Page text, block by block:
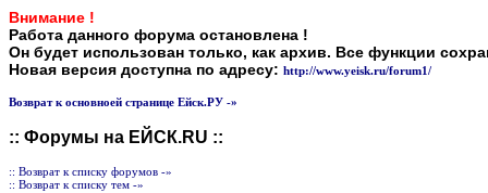
Внимание !
Работа данного форума остановлена !
Он будет использован только, как архив. Все функции
Новая версия доступна по адресу: http://www.yeisk.ru/forum1/
Возврат к основноей странице Ейск.РУ -»
:: Форумы на ЕЙСК.RU ::
:: Возврат к списку форумов -»
:: Возврат к списку тем -»